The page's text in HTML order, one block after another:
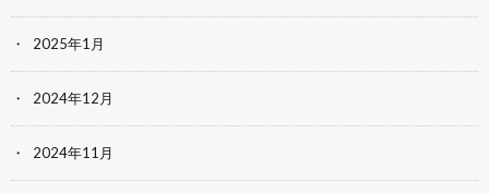
2025年1月
2024年12月
2024年11月